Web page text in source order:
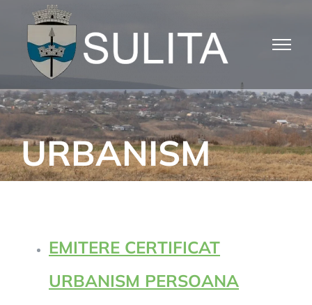
content
URBANISM
EMITERE CERTIFICAT
URBANISM PERSOANA